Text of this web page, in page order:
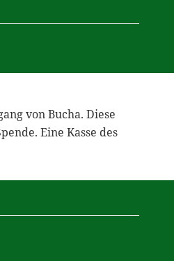
von Bucha. Diese
Eine Kasse des